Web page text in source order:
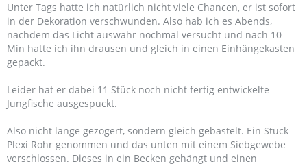
Unter Tags hatte ich natürlich nicht viele Chancen, er ist sofort
in der Dekoration verschwunden. Also hab ich es Abends,
nachdem das Licht auswahr nochmal versucht und nach 10
Min hatte ich ihn drausen und gleich in einen Einhängekasten
gepackt.
Leider hat er dabei 11 Stück noch nicht fertig entwickelte
Jungfische ausgespuckt.
Also nicht lange gezögert, sondern gleich gebastelt. Ein Stück
Plexi Rohr genommen und das unten mit einem Siebgewebe
verschlossen. Dieses in ein Becken gehängt und einen